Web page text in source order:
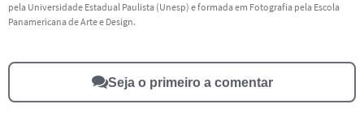
Este conteúdo não tem a informação que procuro
pela Universidade Estadual Paulista (Unesp) e formada em Fotografia pela Escola
Panamericana de Arte e Design.
Seja o primeiro a comentar